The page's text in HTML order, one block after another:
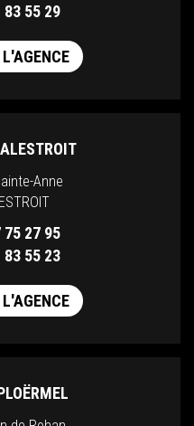
83 55 29
Anne
75 27 95
83 55 23